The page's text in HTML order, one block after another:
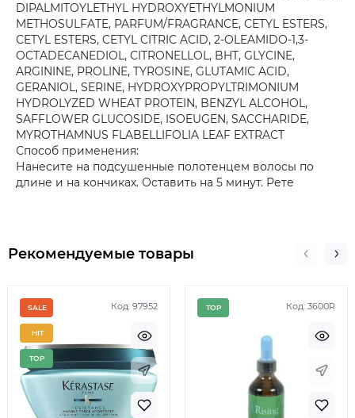
DIPALMITOYLETHYL HYDROXYETHYLMONIUM
METHOSULFATE, PARFUM/FRAGRANCE, CETYL ESTERS,
CETYL ESTERS, CETYL CITRIC ACID, 2-OLEAMIDO-1,3-
OCTADECANEDIOL, CITRONELLOL, BHT, GLYCINE,
ARGININE, PROLINE, TYROSINE, GLUTAMIC ACID,
GERANIOL, SERINE, HYDROXYPROPYLTRIMONIUM
HYDROLYZED WHEAT PROTEIN, BENZYL ALCOHOL,
SAFFLOWER GLUCOSIDE, ISOEUGEN, SACCHARIDE,
MYROTHAMNUS FLABELLIFOLIA LEAF EXTRACT
Способ применения:
Нанесите на подсушенные полотенцем волосы по
длине и на кончиках. Оставить на 5 минут. Рете
Рекомендуемые товары
Код: 97952
SALE
HIT
TOP
Немає в наявності
Код: 3600R
TOP
Немає